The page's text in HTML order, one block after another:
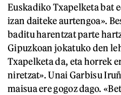
Euskadiko Txapelketa bat
izan daiteke aurtengoa».
baditu harentzat parte
Gipuzkoan jokatuko den
Txapelketa da, eta horrek
niretzat». Unai Garbisu
maisua ere gogoz dago.